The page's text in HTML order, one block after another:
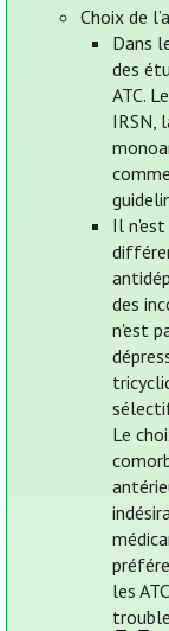
Choix de
Dans
des
ATC.
IRSN,
Il n'est
des
n'est
Le
les